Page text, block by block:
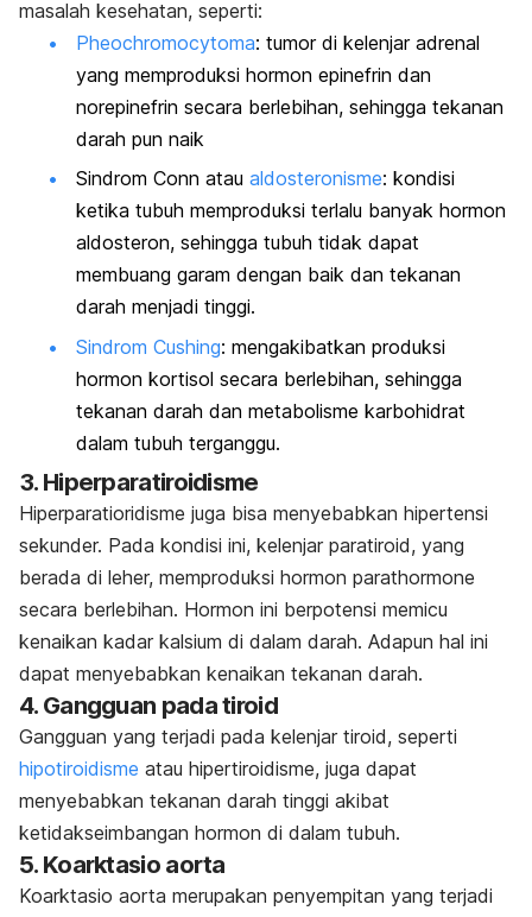
masalah kesehatan, seperti:
Pheochromocytoma: tumor di kelenjar adrenal
yang memproduksi hormon epinefrin dan
norepinefrin secara berlebihan, sehingga tekanan
darah pun naik
Sindrom Conn atau aldosteronisme: kondisi
ketika tubuh memproduksi terlalu banyak hormon
aldosteron, sehingga tubuh tidak dapat
membuang garam dengan baik dan tekanan
darah menjadi tinggi.
Sindrom Cushing: mengakibatkan produksi
hormon kortisol secara berlebihan, sehingga
tekanan darah dan metabolisme karbohidrat
dalam tubuh terganggu.
3. Hiperparatiroidisme
Hiperparatioridisme juga bisa menyebabkan hipertensi
sekunder. Pada kondisi ini, kelenjar paratiroid, yang
berada di leher, memproduksi hormon parathormone
secara berlebihan. Hormon ini berpotensi memicu
kenaikan kadar kalsium di dalam darah. Adapun hal ini
dapat menyebabkan kenaikan tekanan darah.
4. Gangguan pada tiroid
Gangguan yang terjadi pada kelenjar tiroid, seperti
hipotiroidisme atau hipertiroidisme, juga dapat
menyebabkan tekanan darah tinggi akibat
ketidakseimbangan hormon di dalam tubuh.
5. Koarktasio aorta
Koarktasio aorta merupakan penyempitan yang terjadi